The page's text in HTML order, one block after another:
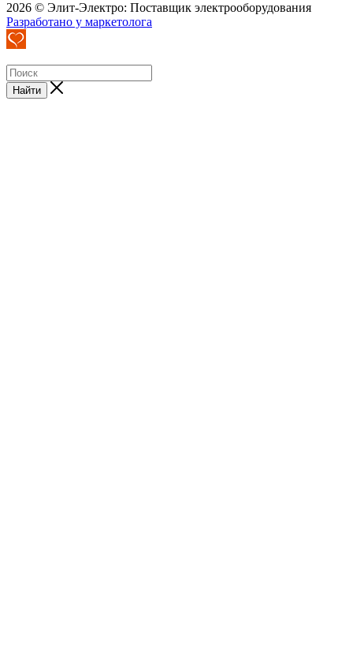
2026 © Элит-Электро: Поставщик электрооборудования
Разработано у маркетолога
Найти